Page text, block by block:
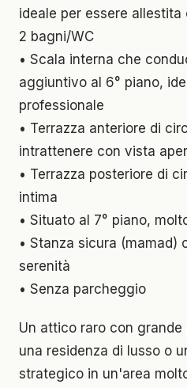
ideale per essere
2 bagni/WC
• Scala interna che
aggiuntivo al 6° piano,
professionale
• Terrazza anteriore di
intrattenere con vista
• Terrazza posteriore di
intima
• Situato al 7° piano,
• Stanza sicura (mamad)
serenità
• Senza parcheggio
Un attico raro con
una residenza di lusso o
strategico in un'area